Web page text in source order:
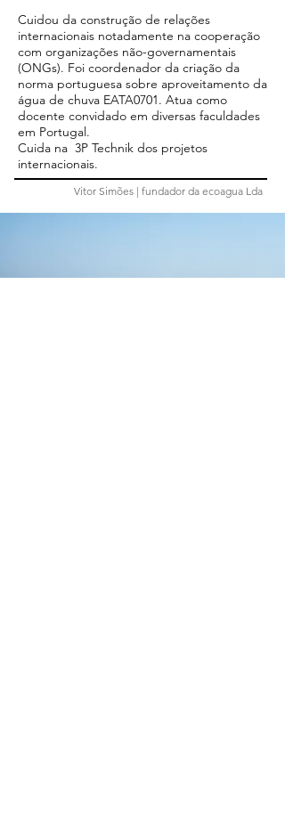
Cuidou da construção de relações
internacionais notadamente na cooperação
com organizações não-governamentais
(ONGs). Foi coordenador da criação da
norma portuguesa sobre aproveitamento da
água de chuva EATA0701. Atua como
docente convidado em diversas faculdades
em Portugal.
Cuida na 3P Technik dos projetos
internacionais.
Vitor Simões | fundador da ecoagua Lda